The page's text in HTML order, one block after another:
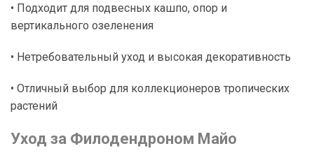
• Подходит для подвесных кашпо, опор и
вертикального озеленения
• Нетребовательный уход и высокая декоративность
• Отличный выбор для коллекционеров тропических
растений
Уход за Филодендроном Майо